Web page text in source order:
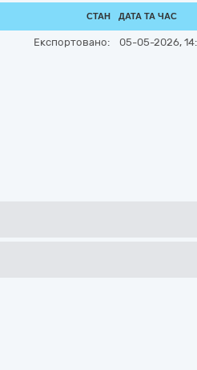
СТАН ДАТА ТА ЧАС
Експортовано: 05-05-2026,